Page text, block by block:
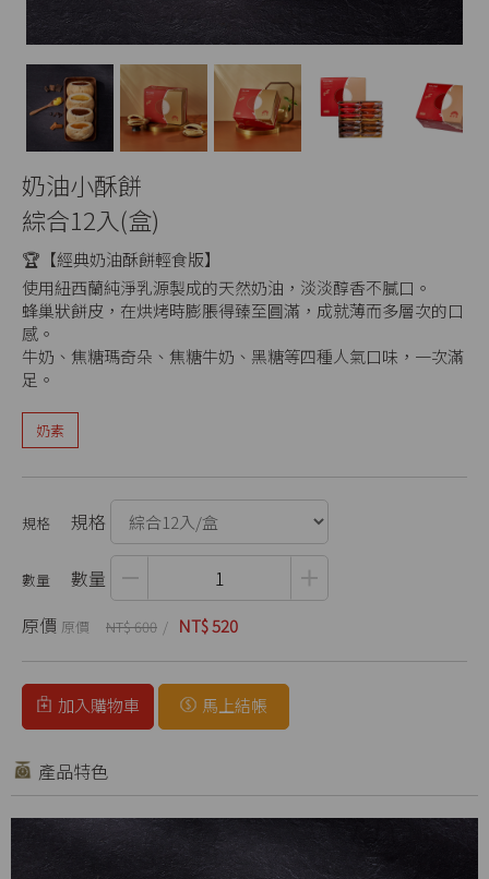
奶油小酥餅
綜合12入(盒)
🏆【經典奶油酥餅輕食版】
使用紐西蘭純淨乳源製成的天然奶油，淡淡醇香不膩口。
蜂巢狀餅皮，在烘烤時膨脹得臻至圓滿，成就薄而多層次的口
感。
牛奶、焦糖瑪奇朵、焦糖牛奶、黑糖等四種人氣口味，一次滿
足。
奶素
規格
數量
原價
NT$ 600 NT$ 520
加入購物車 馬上結帳
產品特色